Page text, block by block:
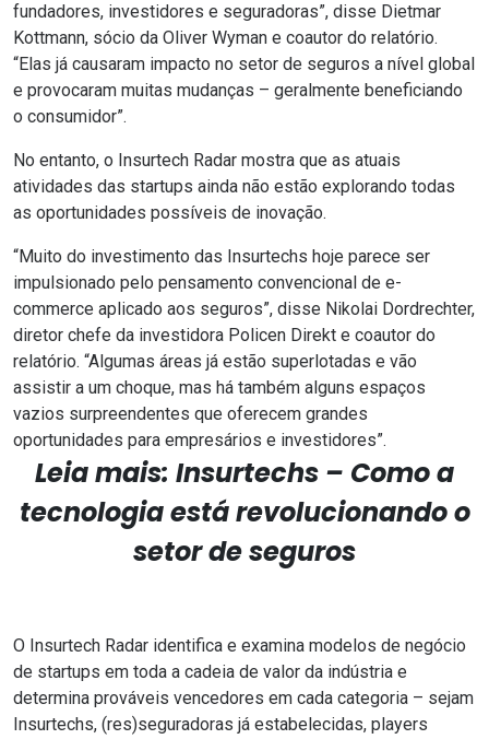
fundadores, investidores e seguradoras”, disse Dietmar
Kottmann, sócio da Oliver Wyman e coautor do relatório.
“Elas já causaram impacto no setor de seguros a nível global
e provocaram muitas mudanças – geralmente beneficiando
o consumidor”.
No entanto, o Insurtech Radar mostra que as atuais
atividades das startups ainda não estão explorando todas
as oportunidades possíveis de inovação.
“Muito do investimento das Insurtechs hoje parece ser
impulsionado pelo pensamento convencional de e-
commerce aplicado aos seguros”, disse Nikolai Dordrechter,
diretor chefe da investidora Policen Direkt e coautor do
relatório. “Algumas áreas já estão superlotadas e vão
assistir a um choque, mas há também alguns espaços
vazios surpreendentes que oferecem grandes
oportunidades para empresários e investidores”.
Leia mais: Insurtechs – Como a
tecnologia está revolucionando o
setor de seguros
O Insurtech Radar identifica e examina modelos de negócio
de startups em toda a cadeia de valor da indústria e
determina prováveis vencedores em cada categoria – sejam
Insurtechs, (res)seguradoras já estabelecidas, players